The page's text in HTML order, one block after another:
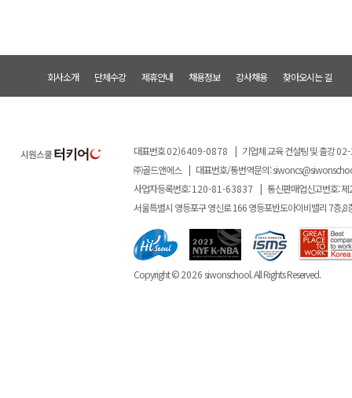
회사소개 단체수강 제휴안내 채용정보 강사채용 찾아오시는 길
대표번호02)6409-0878 | 기업체 교육 컨설팅 및 출강
㈜골드앤에스 | 대표번호/통번역문의:
사업자등록번호:120-81-63837 | 통신판매업신고번호: 제
서울특별시 영등포구 영신로 166 영등포반도아이비밸리 7층,8
Copyright ©2026siwonschool. All Rights Reserved.